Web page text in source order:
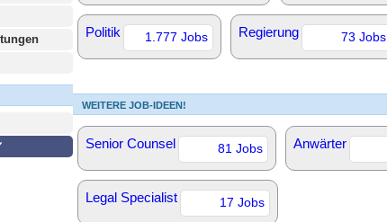
Politik 1.777 Jobs Regierung 73 Jobs
WEITERE JOB-IDEEN!
Senior Counsel 81 Jobs Anwärter
Legal Specialist 17 Jobs